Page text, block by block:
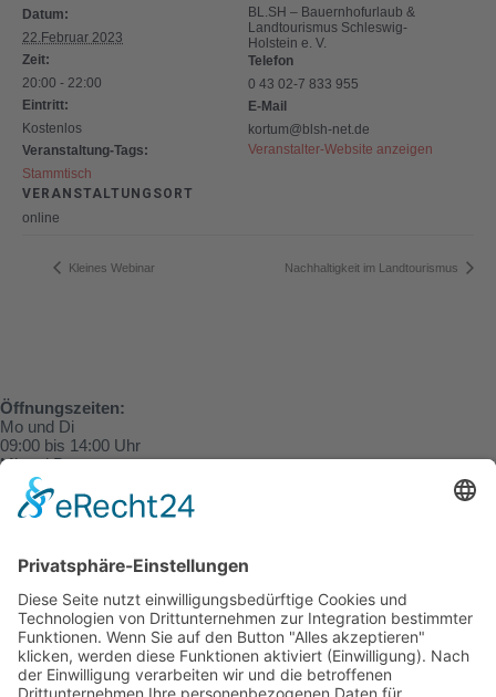
Datum:
22.Februar 2023
Zeit:
20:00 - 22:00
Eintritt:
Kostenlos
Veranstaltung-Tags:
Stammtisch
VERANSTALTUNGSORT
online
BL.SH – Bauernhofurlaub &
Landtourismus Schleswig-
Holstein e. V.
Telefon
0 43 02-7 833 955
E-Mail
kortum@blsh-net.de
Veranstalter-Website anzeigen
Kleines Webinar Nachhaltigkeit im Landtourismus
Öffnungszeiten:
Mo und Di
09:00 bis 14:00 Uhr
Mi und Do
09:00 bis 13:00 Uhr
und nach Vereinbarung!
Sei dabei!
SEP.
16
09:00- 17:00
Landgezwitscher.SH
Kalender anzeigen